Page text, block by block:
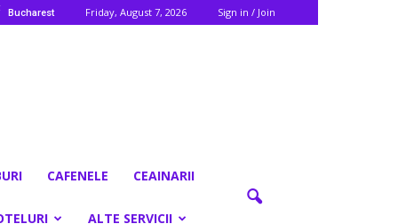
Bucharest Friday, August 7, 2026 Sign in / Join
CAFENELE CEAINARII
ALTE SERVICII